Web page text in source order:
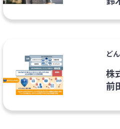
ど
株
前